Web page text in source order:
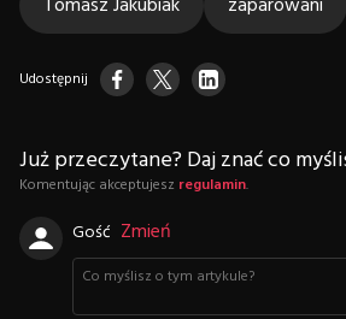
Udostępnij
Już przeczytane? Daj znać co
Komentując akceptujesz regulamin.
Gość Zmień